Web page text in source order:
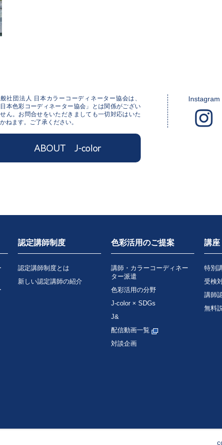
社団法人 日本カラーコーディネーター協会は、
本色彩コーディネーター協会」とは関係がござい
ん。お問合せをいただきましても一切対応はいた
ねます。ご了承ください。
ABOUT J-color
Instagram
認定講師制度
認定講師制度とは
新しい認定講師の紹介
色彩活用のご提案
講師・カラーコーディネー
ター派遣
色彩活用の分野
J-color × SDGs
J&
配信動画一覧
対談企画
講座
特別
受検
講師
無料